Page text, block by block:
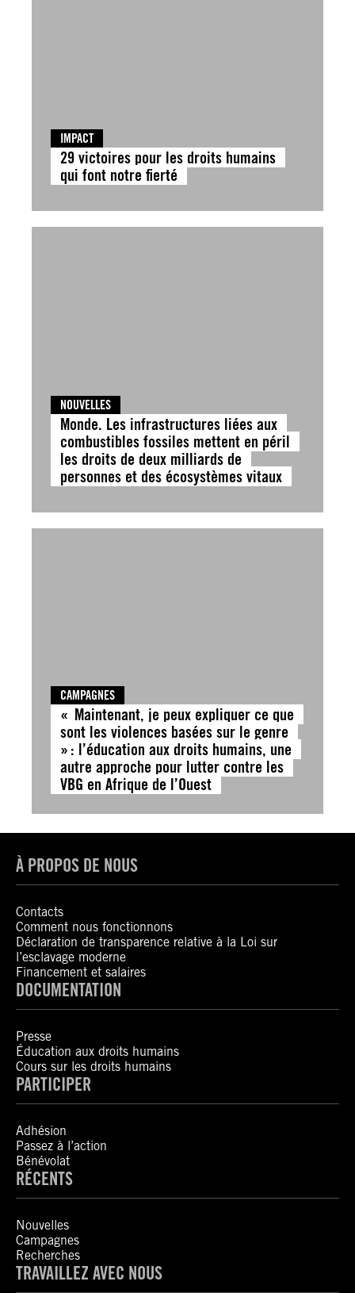
IMPACT
29 victoires pour les droits humains
qui font notre fierté
NOUVELLES
Monde. Les infrastructures liées aux
combustibles fossiles mettent en péril
les droits de deux milliards de
personnes et des écosystèmes vitaux
CAMPAGNES
« Maintenant, je peux expliquer ce que
sont les violences basées sur le genre
» : l’éducation aux droits humains, une
autre approche pour lutter contre les
VBG en Afrique de l’Ouest
À PROPOS DE NOUS
Contacts
Comment nous fonctionnons
Déclaration de transparence relative à la Loi sur
l’esclavage moderne
Financement et salaires
DOCUMENTATION
Presse
Éducation aux droits humains
Cours sur les droits humains
PARTICIPER
Adhésion
Passez à l’action
Bénévolat
RÉCENTS
Nouvelles
Campagnes
Recherches
TRAVAILLEZ AVEC NOUS